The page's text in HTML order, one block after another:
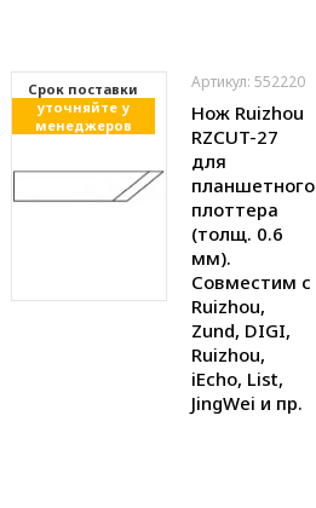
Cрок поставки
уточняйте у
менеджеров
Артикул: 552220
Нож Ruizhou
RZCUT-27
для
планшетного
плоттера
(толщ. 0.6
мм).
Совместим с
Ruizhou,
Zund, DIGI,
Ruizhou,
iEcho, List,
JingWei и пр.